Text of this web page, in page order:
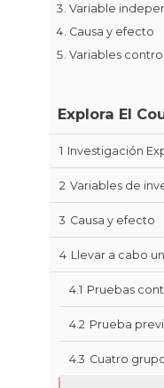
Variable
Causa y efecto
Variables
Explora El
1 Investigación
2 Variables de
3 Causa y efecto
4 Llevar a cabo
4.1 Pruebas
4.2 Prueba
4.3 Cuatro